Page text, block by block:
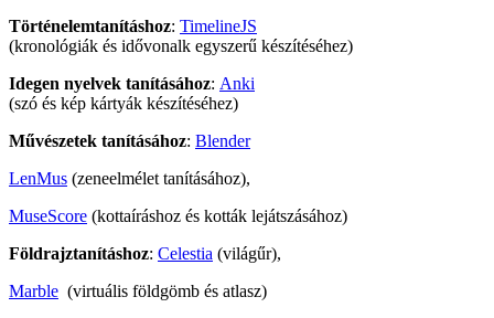
Történelemtanításhoz: TimelineJS
(kronológiák és idővonalk egyszerű készítéséhez)
Idegen nyelvek tanításához: Anki
(szó és kép kártyák készítéséhez)
Művészetek tanításához: Blender
LenMus (zeneelmélet tanításához),
MuseScore (kottaíráshoz és kották lejátszásához)
Földrajztanításhoz: Celestia (világűr),
Marble (virtuális földgömb és atlasz)